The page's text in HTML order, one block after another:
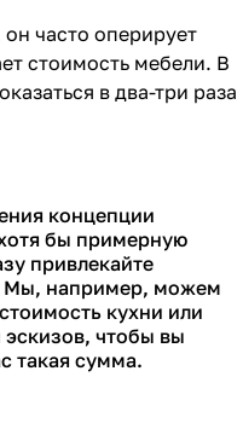
часто оперирует
стоимость мебели. В
в два-три раза
концепции
бы примерную
привлекайте
Мы, например, можем
кухни или
чтобы вы
такая сумма.